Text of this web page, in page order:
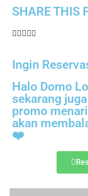
SHARE THIS
Ingin
Halo Domo
sekarang
promo
akan
❤️